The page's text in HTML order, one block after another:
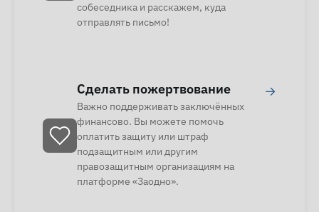
собеседника и расскажем, куда
отправлять письмо!
Сделать пожертвование
Важно поддерживать заключённых
финансово. Вы можете помочь
оплатить защиту или штраф
подзащитным или другим
правозащитным организациям на
платформе «Заодно».
→